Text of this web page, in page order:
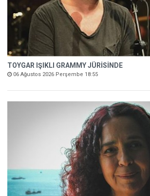
TOYGAR IŞIKLI GRAMMY JÜRİSİNDE
06 Ağustos 2026 Perşembe 18:55